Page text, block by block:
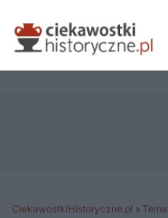
CiekawostkiHistoryczne.pl »